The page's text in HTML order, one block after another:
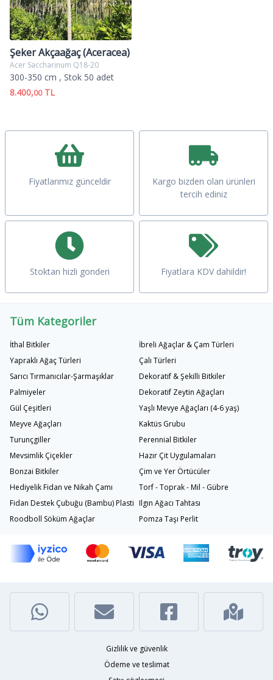
Şeker Akçaağaç (Aceracea)
Acer Saccharinum Q18-20
300-350 cm , Stok 50 adet
8.400,00TL
Fiyatlarımız günceldir
Kargo bizden olan ürünleri
tercih ediniz
Stoktan hizli gonderi Fiyatlara KDV dahildir!
Tüm Kategoriler
İthal Bitkiler
İbreli Ağaçlar & Çam Türleri
Yapraklı Ağaç Türleri
Çalı Türleri
Sarıcı Tırmanıcılar-Şarmaşıklar
Dekoratif & Şekilli Bitkiler
Palmiyeler
Dekoratif Zeytin Ağaçları
Gül Çeşitleri
Yaşlı Mevye Ağaçları (4-6 yaş)
Meyve Ağaçları
Kaktüs Grubu
Turunçgiller
Perennial Bitkiler
Mevsimlik Çiçekler
Hazır Çit Uygulamaları
Bonzai Bitkiler
Çim ve Yer Örtücüler
Hediyelik Fidan ve Nikah Çamı
Torf - Toprak - Mil - Gübre
Fidan Destek Çubuğu (Bambu) Plastik Bağlama İpi
Ilgın Ağacı Tahtası
Roodboll Söküm Ağaçlar
Pomza Taşı Perlit
Gizlilik ve güvenlik
Ödeme ve teslimat